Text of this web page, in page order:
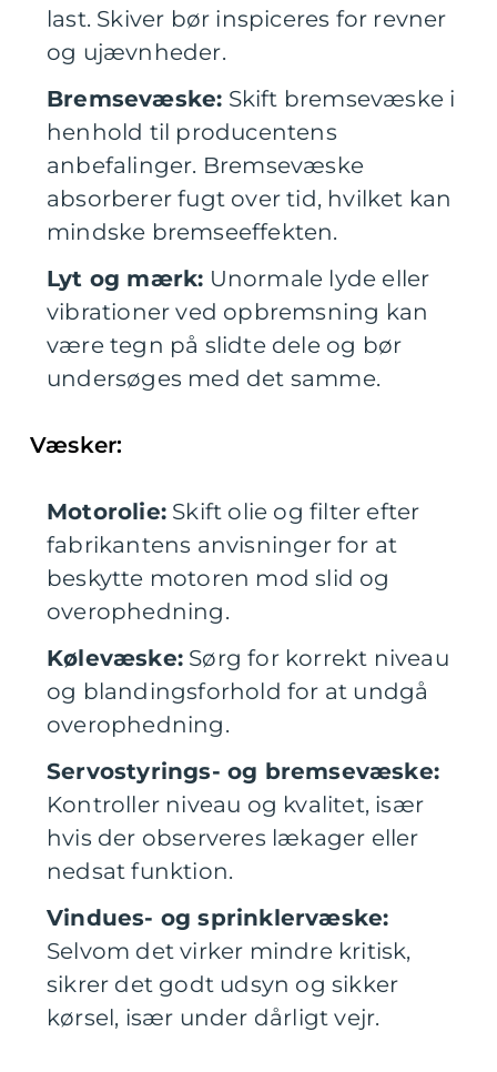
last. Skiver bør inspiceres for revner
og ujævnheder.
Bremsevæske: Skift bremsevæske i
henhold til producentens
anbefalinger. Bremsevæske
absorberer fugt over tid, hvilket kan
mindske bremseeffekten.
Lyt og mærk: Unormale lyde eller
vibrationer ved opbremsning kan
være tegn på slidte dele og bør
undersøges med det samme.
Væsker:
Motorolie: Skift olie og filter efter
fabrikantens anvisninger for at
beskytte motoren mod slid og
overophedning.
Kølevæske: Sørg for korrekt niveau
og blandingsforhold for at undgå
overophedning.
Servostyrings- og bremsevæske:
Kontroller niveau og kvalitet, især
hvis der observeres lækager eller
nedsat funktion.
Vindues- og sprinklervæske:
Selvom det virker mindre kritisk,
sikrer det godt udsyn og sikker
kørsel, især under dårligt vejr.